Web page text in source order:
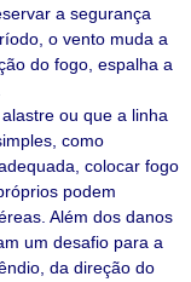
a segurança
o vento muda a
do fogo, espalha a
ou que a linha
como
colocar fogo
podem
Além dos danos
um desafio para a
da direção do